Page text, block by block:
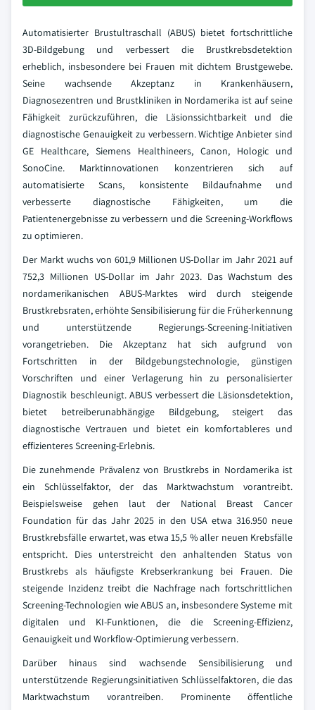
Automatisierter Brustultraschall (ABUS) bietet fortschrittliche
3D-Bildgebung und verbessert die Brustkrebsdetektion
erheblich, insbesondere bei Frauen mit dichtem Brustgewebe.
Seine wachsende Akzeptanz in Krankenhäusern,
Diagnosezentren und Brustkliniken in Nordamerika ist auf seine
Fähigkeit zurückzuführen, die Läsionssichtbarkeit und die
diagnostische Genauigkeit zu verbessern. Wichtige Anbieter sind
GE Healthcare, Siemens Healthineers, Canon, Hologic und
SonoCine. Marktinnovationen konzentrieren sich auf
automatisierte Scans, konsistente Bildaufnahme und
verbesserte diagnostische Fähigkeiten, um die
Patientenergebnisse zu verbessern und die Screening-Workflows
zu optimieren.
Der Markt wuchs von 601,9 Millionen US-Dollar im Jahr 2021 auf
752,3 Millionen US-Dollar im Jahr 2023. Das Wachstum des
nordamerikanischen ABUS-Marktes wird durch steigende
Brustkrebsraten, erhöhte Sensibilisierung für die Früherkennung
und unterstützende Regierungs-Screening-Initiativen
vorangetrieben. Die Akzeptanz hat sich aufgrund von
Fortschritten in der Bildgebungstechnologie, günstigen
Vorschriften und einer Verlagerung hin zu personalisierter
Diagnostik beschleunigt. ABUS verbessert die Läsionsdetektion,
bietet betreiberunabhängige Bildgebung, steigert das
diagnostische Vertrauen und bietet ein komfortableres und
effizienteres Screening-Erlebnis.
Die zunehmende Prävalenz von Brustkrebs in Nordamerika ist
ein Schlüsselfaktor, der das Marktwachstum vorantreibt.
Beispielsweise gehen laut der National Breast Cancer
Foundation für das Jahr 2025 in den USA etwa 316.950 neue
Brustkrebsfälle erwartet, was etwa 15,5 % aller neuen Krebsfälle
entspricht. Dies unterstreicht den anhaltenden Status von
Brustkrebs als häufigste Krebserkrankung bei Frauen. Die
steigende Inzidenz treibt die Nachfrage nach fortschrittlichen
Screening-Technologien wie ABUS an, insbesondere Systeme mit
digitalen und KI-Funktionen, die die Screening-Effizienz,
Genauigkeit und Workflow-Optimierung verbessern.
Darüber hinaus sind wachsende Sensibilisierung und
unterstützende Regierungsinitiativen Schlüsselfaktoren, die das
Marktwachstum vorantreiben. Prominente öffentliche